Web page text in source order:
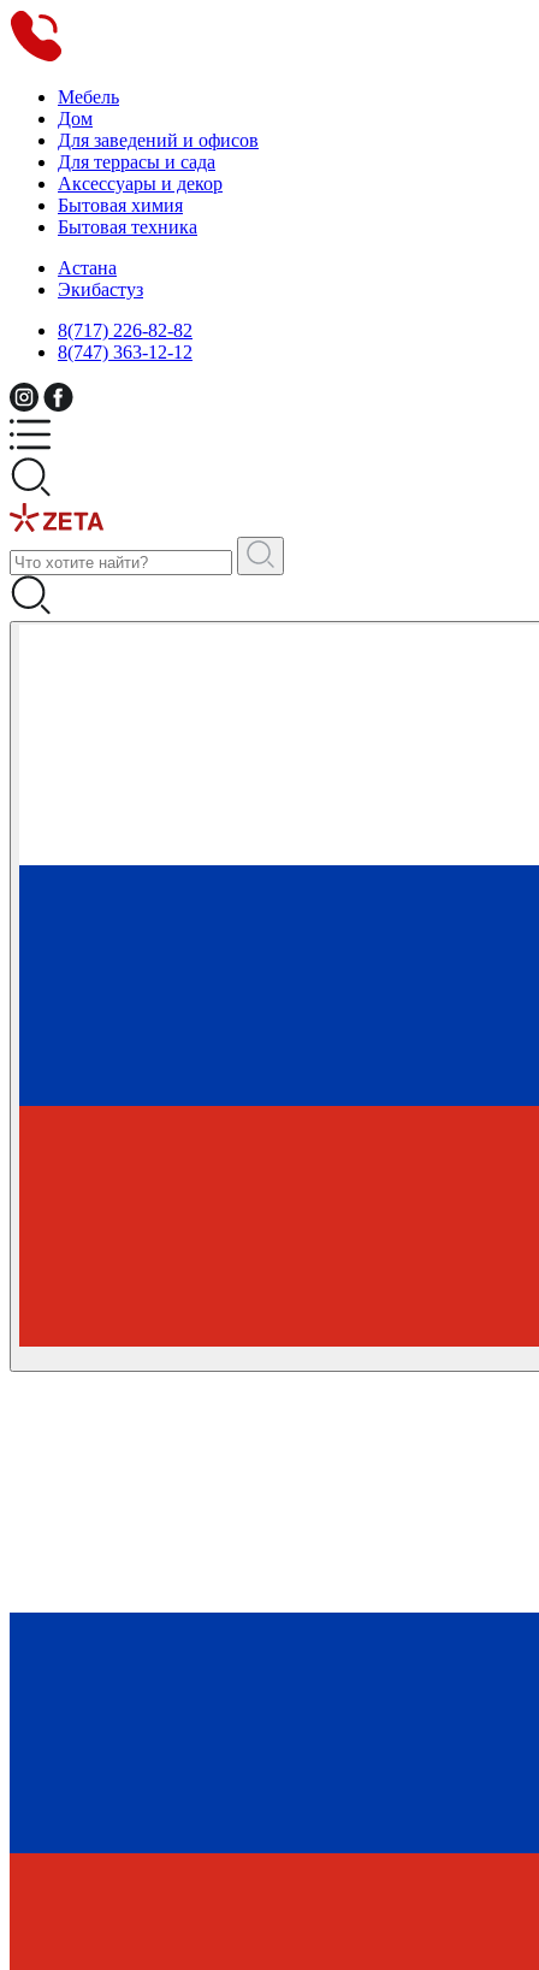
Мебель
Дом
Для заведений и офисов
Для террасы и сада
Аксессуары и декор
Бытовая химия
Бытовая техника
Астана
Экибастуз
8(717) 226-82-82
8(747) 363-12-12